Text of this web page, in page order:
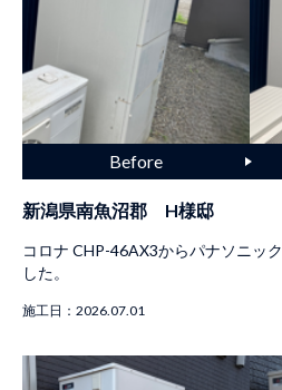
新潟県南魚沼郡 H様邸
コロナ CHP-46AX3からパナソニッ
した。
施工日： 2026.07.01